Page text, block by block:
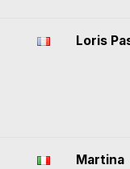
Loris
Martina